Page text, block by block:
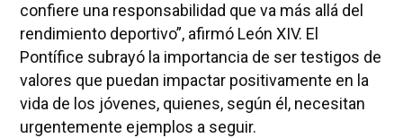
confiere una responsabilidad que va más allá del
rendimiento deportivo”, afirmó León XIV. El
Pontífice subrayó la importancia de ser testigos de
valores que puedan impactar positivamente en la
vida de los jóvenes, quienes, según él, necesitan
urgentemente ejemplos a seguir.